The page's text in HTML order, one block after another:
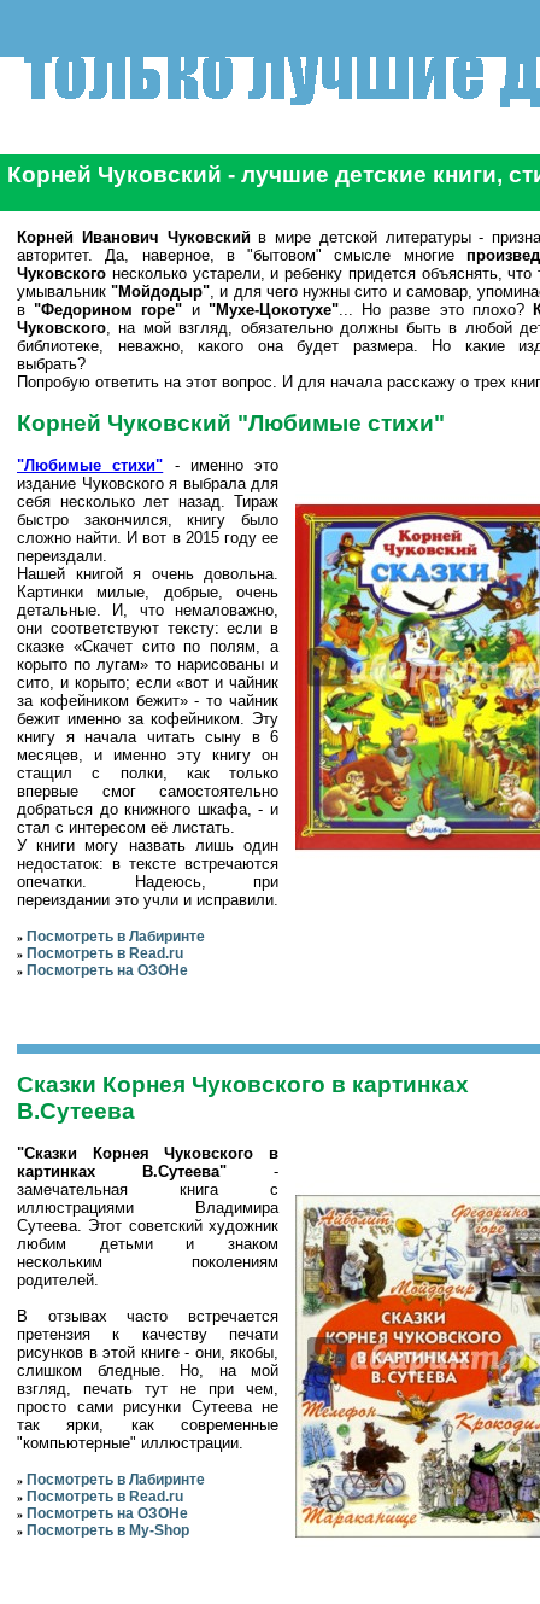
Корней Чуковский - лучшие детские книги,
Корней Иванович Чуковскийв мире детской литературы -
авторитет. Да, наверное, в "бытовом" смысле многие
Чуковского несколько устарели, и ребенку придется объяснять, что
умывальник"Мойдодыр", и для чего нужны сито и самовар,
в"Федорином горе" и "Мухе-Цокотухе"... Но разве это плохо?
Чуковского, на мой взгляд, обязательно должны быть в любой
библиотеке, неважно, какого она будет размера. Но какие
выбрать?
Попробую ответить на этот вопрос. И для начала расскажу о трех
Корней Чуковский "Любимые стихи"
"Любимые стихи" - именно это
издание Чуковского я выбрала для
себя несколько лет назад. Тираж
быстро закончился, книгу было
сложно найти. И вот в 2015 году ее
переиздали.
Нашей книгой я очень довольна.
Картинки милые, добрые, очень
детальные. И, что немаловажно,
они соответствуют тексту: если в
сказке «Скачет сито по полям, а
корыто по лугам» то нарисованы и
сито, и корыто; если «вот и чайник
за кофейником бежит» - то чайник
бежит именно за кофейником. Эту
книгу я начала читать сыну в 6
месяцев, и именно эту книгу он
стащил с полки, как только
впервые смог самостоятельно
добраться до книжного шкафа, - и
стал с интересом её листать.
У книги могу назвать лишь один
недостаток: в тексте встречаются
опечатки. Надеюсь, при
переиздании это учли и исправили.
» Посмотреть в Лабиринте
» Посмотреть в Read.ru
» Посмотреть на ОЗОНе
Сказки Корнея Чуковского в картинках
В.Сутеева
"Сказки Корнея Чуковского в
картинках В.Сутеева" -
замечательная книга с
иллюстрациями Владимира
Сутеева. Этот советский художник
любим детьми и знаком
нескольким поколениям
родителей.
В отзывах часто встречается
претензия к качеству печати
рисунков в этой книге - они, якобы,
слишком бледные. Но, на мой
взгляд, печать тут не при чем,
просто сами рисунки Сутеева не
так ярки, как современные
"компьютерные" иллюстрации.
» Посмотреть в Лабиринте
» Посмотреть в Read.ru
» Посмотреть на ОЗОНе
» Посмотреть в My-Shop